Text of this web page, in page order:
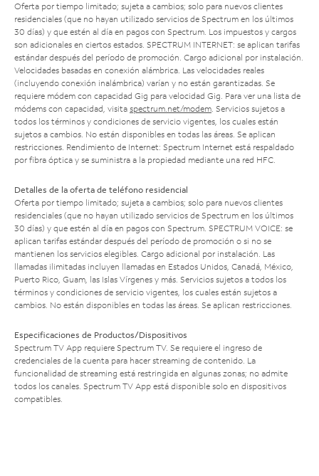
Oferta por tiempo limitado; sujeta a cambios; solo para nuevos clientes
residenciales (que no hayan utilizado servicios de Spectrum en los últimos
30 días) y que estén al día en pagos con Spectrum. Los impuestos y cargos
son adicionales en ciertos estados. SPECTRUM INTERNET: se aplican tarifas
estándar después del período de promoción. Cargo adicional por instalación.
Velocidades basadas en conexión alámbrica. Las velocidades reales
(incluyendo conexión inalámbrica) varían y no están garantizadas. Se
requiere módem con capacidad Gig para velocidad Gig. Para ver una lista de
módems con capacidad, visita spectrum.net/modem. Servicios sujetos a
todos los términos y condiciones de servicio vigentes, los cuales están
sujetos a cambios. No están disponibles en todas las áreas. Se aplican
restricciones. Rendimiento de Internet: Spectrum Internet está respaldado
por fibra óptica y se suministra a la propiedad mediante una red HFC.
Detalles de la oferta de teléfono residencial
Oferta por tiempo limitado; sujeta a cambios; solo para nuevos clientes
residenciales (que no hayan utilizado servicios de Spectrum en los últimos
30 días) y que estén al día en pagos con Spectrum. SPECTRUM VOICE: se
aplican tarifas estándar después del período de promoción o si no se
mantienen los servicios elegibles. Cargo adicional por instalación. Las
llamadas ilimitadas incluyen llamadas en Estados Unidos, Canadá, México,
Puerto Rico, Guam, las Islas Vírgenes y más. Servicios sujetos a todos los
términos y condiciones de servicio vigentes, los cuales están sujetos a
cambios. No están disponibles en todas las áreas. Se aplican restricciones.
Especificaciones de Productos/Dispositivos
Spectrum TV App requiere Spectrum TV. Se requiere el ingreso de
credenciales de la cuenta para hacer streaming de contenido. La
funcionalidad de streaming está restringida en algunas zonas; no admite
todos los canales. Spectrum TV App está disponible solo en dispositivos
compatibles.